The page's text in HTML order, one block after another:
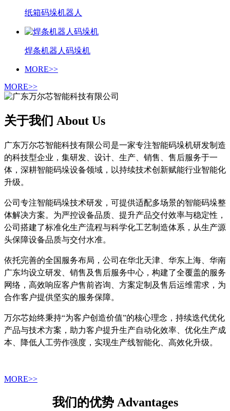
纸箱码垛机器人
焊条机器人码垛机
MORE>>
MORE>>
关于我们 About Us
广东万尔芯智能科技有限公司是一家专注智能码垛机研发制造
的科技型企业，集研发、设计、生产、销售、售后服务于一
体，深耕智能码垛设备领域，以持续技术创新赋能行业智能化
升级。
公司专注智能码垛技术研发，可提供适配多场景的智能码垛整
体解决方案。为严控设备品质、提升产品交付效率与稳定性，
公司搭建了标准化生产流程与科学化工艺制造体系，从生产源
头保障设备品质与交付水准。
依托完善的全国服务布局，公司在华北天津、华东上海、华南
广东均设立研发、销售及售后服务中心，构建了全覆盖的服务
网络，高效响应客户售前咨询、方案定制及售后运维需求，为
合作客户提供坚实的服务保障。
万尔芯始终秉持“为客户创造价值”的核心理念，持续迭代优化
产品与技术方案，助力客户提升生产自动化效率、优化生产成
本、降低人工劳作强度，实现生产线智能化、高效化升级。
MORE>>
我们的优势 Advantages